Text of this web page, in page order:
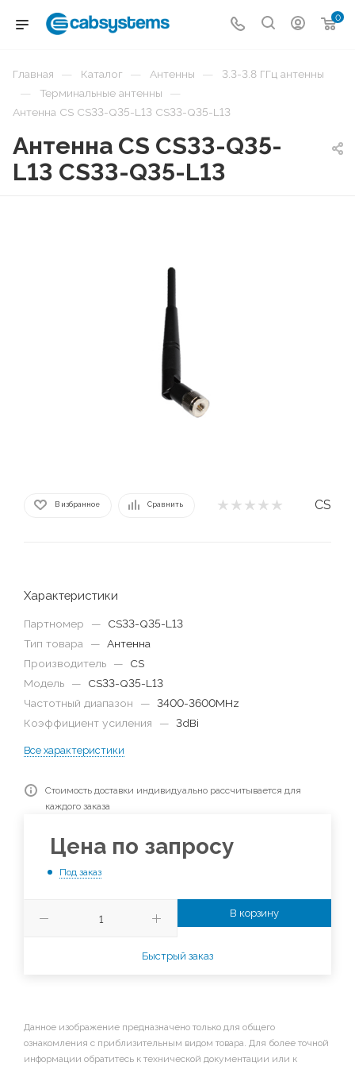
0
Главная — Каталог — Антенны — 3.3-3.8 ГГц антенны
— Терминальные антенны —
Антенна CS CS33-Q35-L13 CS33-Q35-L13
Антенна CS CS33-Q35-
L13 CS33-Q35-L13
В избранное Сравнить CS
Характеристики
Партномер —
CS33-Q35-L13
Тип товара
— Антенна
Производитель
—
CS
Модель
—
CS33-Q35-L13
Частотный диапазон
— 3400-3600MHz
Коэффициент усиления
— 3dBi
Все характеристики
Стоимость доставки индивидуально рассчитывается для
каждого заказа
Цена по запросу
Под заказ
В корзину
Быстрый заказ
Данное изображение предназначено только для общего
ознакомления с приблизительным видом товара. Для более точной
информации обратитесь к технической документации или к